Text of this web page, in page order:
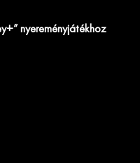
nyereményjátékhoz